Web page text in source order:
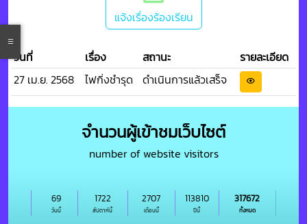
แจ้งเรื่องร้องเรียน
วันที่ เรื่อง สถานะ
รายละเอียด
27 เม.ย. 2568
ไฟกิ่งชำรุด ดำเนินการแล้วเสร็จ
จำนวนผู้เข้าชมเว็บไซต์
number of website visitors
วันนี้
69
สัปดาห์นี้
1722
เดือนนี้
2707
ปีนี้
113810
ทั้งหมด
317672